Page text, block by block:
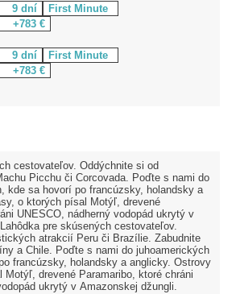
9 dní
First Minute
+783 €
9 dní
First Minute
+783 €
cestovateľov. Oddýchnite si od
Picchu či Corcovada. Poďte s nami do
kde sa hovorí po francúzsky, holandsky a
o ktorých písal Motýľ, drevené
UNESCO, nádherný vodopád ukrytý v
pre skúsených cestovateľov.
atrakcií Peru či Brazílie. Zabudnite
a Chile. Poďte s nami do juhoamerických
francúzsky, holandsky a anglicky. Ostrovy
drevené Paramaribo, ktoré chráni
ukrytý v Amazonskej džungli.